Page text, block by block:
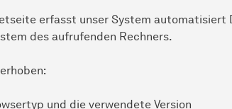
erfasst unser System automatisiert
des aufrufenden Rechners.
und die verwendete Version